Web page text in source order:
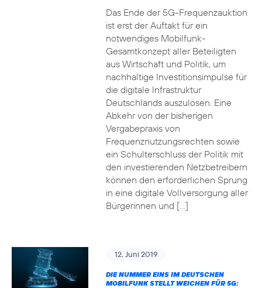
Das Ende der 5G-Frequenzauktion
ist erst der Auftakt für ein
notwendiges Mobilfunk-
Gesamtkonzept aller Beteiligten
aus Wirtschaft und Politik, um
nachhaltige Investitionsimpulse für
die digitale Infrastruktur
Deutschlands auszulösen. Eine
Abkehr von der bisherigen
Vergabepraxis von
Frequenznutzungsrechten sowie
ein Schulterschluss der Politik mit
den investierenden Netzbetreibern
können den erforderlichen Sprung
in eine digitale Vollversorgung aller
Bürgerinnen und […]
12. Juni 2019
DIE NUMMER EINS IM DEUTSCHEN
MOBILFUNK STELLT WEICHEN FÜR 5G: